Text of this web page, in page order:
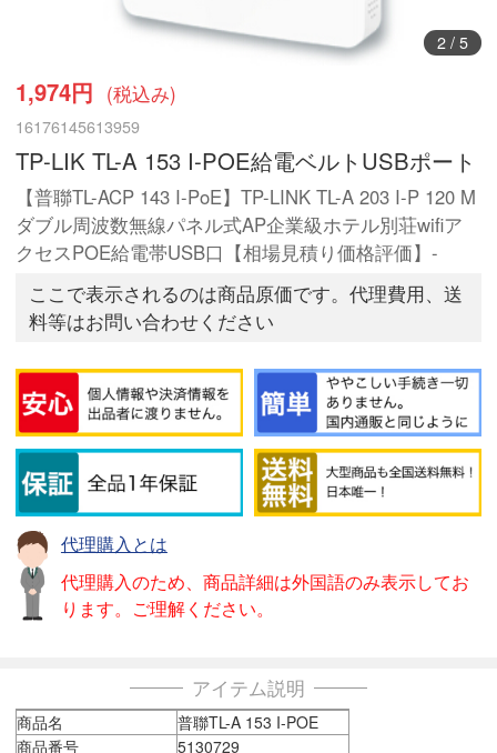
3/ 5
1,974円 (税込み)
16176145613959
TP-LIK TL-A 153 I-POE給電ベルトUSBポート
【普聯TL-ACP 143 I-PoE】TP-LINK TL-A 203 I-P 120 M
ダブル周波数無線パネル式AP企業級ホテル別荘wifiア
クセスPOE給電帯USB口【相場見積り価格評価】-
ここで表示されるのは商品原価です。代理費用、送
料等はお問い合わせください
代理購入とは
代理購入のため、商品詳細は外国語のみ表示してお
ります。ご理解ください。
アイテム説明
商品名
普聯TL-A 153 I-POE
商品番号
5130729